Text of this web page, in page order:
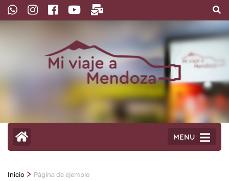
Saltar
al
MENU
Inicio > Página de ejemplo